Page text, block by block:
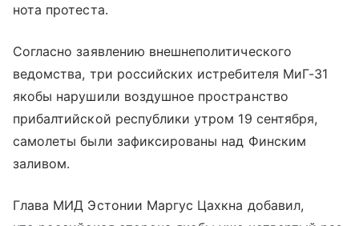
нота протеста.
Согласно заявлению внешнеполитического
ведомства, три российских истребителя МиГ-31
якобы нарушили воздушное пространство
прибалтийской республики утром 19 сентября,
самолеты были зафиксированы над Финским
заливом.
Глава МИД Эстонии Маргус Цахкна добавил,